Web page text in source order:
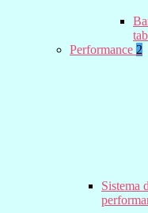
Performance 2
Sistema